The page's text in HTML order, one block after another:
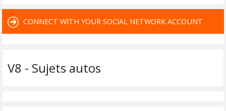
CONNECT WITH YOUR SOCIAL NETWORK ACCOUNT
V8 - Sujets autos